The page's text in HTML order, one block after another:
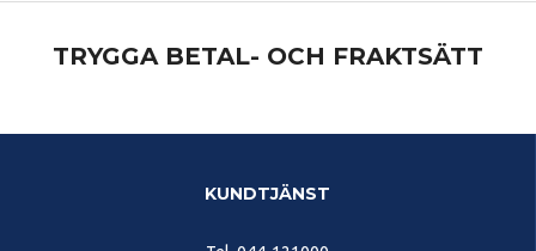
TRYGGA BETAL- OCH FRAKTSÄTT
KUNDTJÄNST